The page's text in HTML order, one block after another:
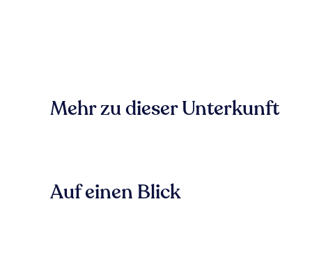
Mehr zu dieser Unterkunft
Auf einen Blick